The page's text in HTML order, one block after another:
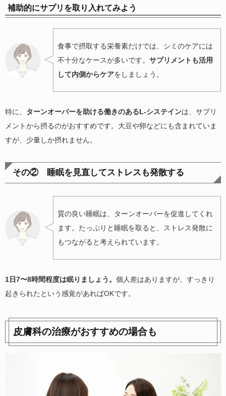
補助的にサプリを取り入れてみよう
食事で摂取する栄養素だけでは、シミのケアには
不十分なケースが多いです。 サプリメントも活用
して内側からケアをしましょう。
特に、 ターンオーバーを助ける働きのあるL-システインは、サプリ
メントから摂るのがおすすめです。大豆や卵などにも含まれていま
すが、少量しか摂れません。
その② 睡眠を見直してストレスも発散する
質の良い睡眠は、ターンオーバーを促進してくれ
ます。たっぷりと睡眠を取ると、ストレス発散に
もつながると考えられています。
1日7〜8時間程度は眠りましょう。 個人差はありますが、すっきり
起きられたという感覚があればOKです。
皮膚科の治療がおすすめの場合も